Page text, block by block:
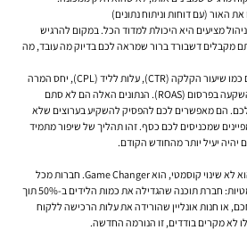
מציעים היא היכולת למדוד הכל. במקום להרגיש
מקבלים דשבורד ברור שמראה לכם בדיוק מה עובד, מה
אתם יכולים לראות נתונים קריטיים כמו שיעור הקלקה (CTR), עלות לליד (CPL), יחס המרה
(Conversion Rate) והחזר על ההשקעה בפרסום (ROAS). הנתונים האלה הם לא סתם
הם מאפשרים לכם להפסיק להשקיע בערוצים שלא
שמכניסים לכם כסף. זהו תהליך של שיפור מתמיד
יעיל יותר מהחודש הקודם.
המעבר לעבודה עם כלים חכמים הוא לא שינוי קוסמטי, הוא Game Changer. חברות מכל
התחומים מדווחות על תוצאות דרמטיות: חברת תוכנה שהגדילה את כמות הלידים ב-50% תוך
או חנות אונליין שהורידה את עלות הרכישה ללקוח